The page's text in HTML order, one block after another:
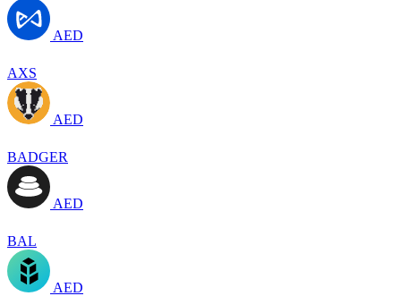
AED
AXS
AED
BADGER
AED
BAL
AED